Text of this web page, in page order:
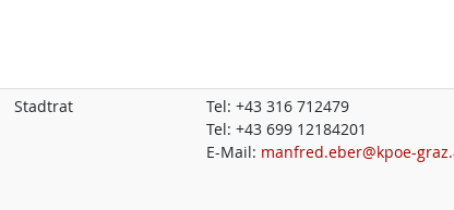
Stadtrat Tel:+43 316 712479
Tel:+43 699 12184201
E-Mail: manfred.eber@kpoe-